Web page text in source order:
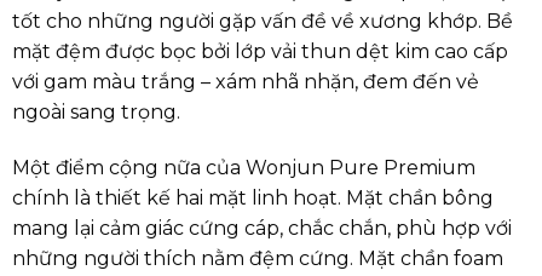
tốt cho những người gặp vấn đề về xương khớp. Bề
mặt đệm được bọc bởi lớp vải thun dệt kim cao cấp
với gam màu trắng – xám nhã nhặn, đem đến vẻ
ngoài sang trọng.
Một điểm cộng nữa của Wonjun Pure Premium
chính là thiết kế hai mặt linh hoạt. Mặt chần bông
mang lại cảm giác cứng cáp, chắc chắn, phù hợp với
những người thích nằm đệm cứng. Mặt chần foam